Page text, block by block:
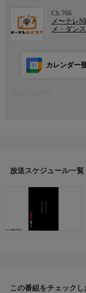
Ch.766
メ〜テレ
メ・ダンス
カレンダー
放送スケジュール一覧
この番組をチェック